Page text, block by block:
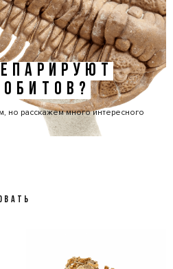
но расскажем много интересного